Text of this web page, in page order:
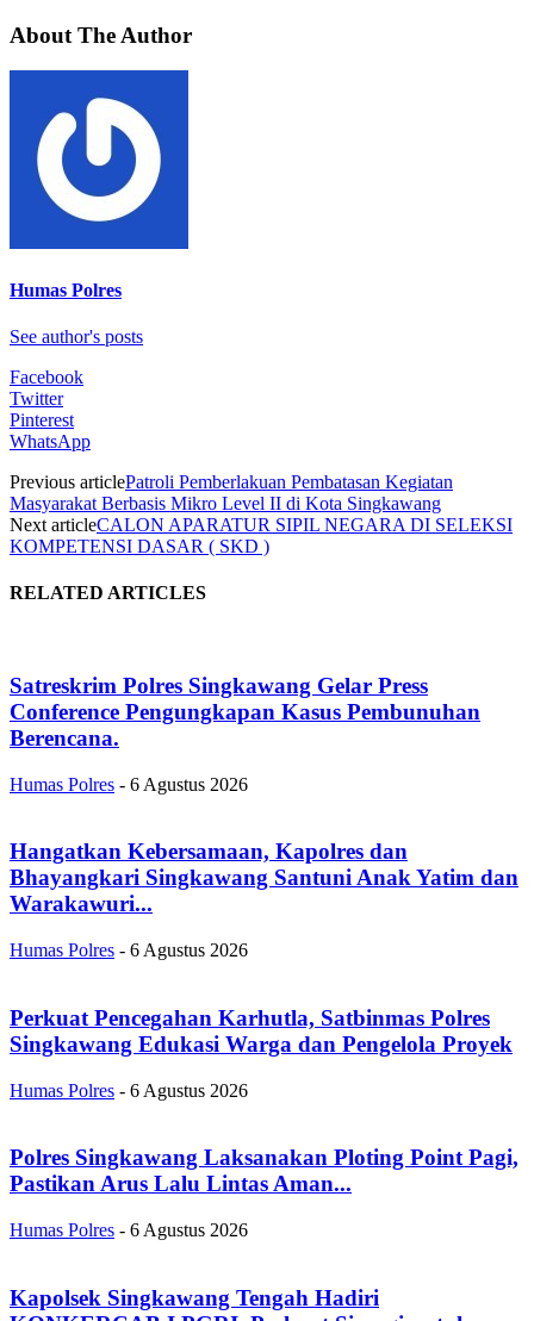
About The Author
Humas Polres
See author's posts
Facebook
Twitter
Pinterest
WhatsApp
Previous articlePatroli Pemberlakuan Pembatasan Kegiatan
Masyarakat Berbasis Mikro Level II di Kota Singkawang
Next articleCALON APARATUR SIPIL NEGARA DI SELEKSI
KOMPETENSI DASAR ( SKD )
RELATED ARTICLES
Satreskrim Polres Singkawang Gelar Press
Conference Pengungkapan Kasus Pembunuhan
Berencana.
Humas Polres - 6 Agustus 2026
Hangatkan Kebersamaan, Kapolres dan
Bhayangkari Singkawang Santuni Anak Yatim dan
Warakawuri...
Humas Polres - 6 Agustus 2026
Perkuat Pencegahan Karhutla, Satbinmas Polres
Singkawang Edukasi Warga dan Pengelola Proyek
Humas Polres - 6 Agustus 2026
Polres Singkawang Laksanakan Ploting Point Pagi,
Pastikan Arus Lalu Lintas Aman...
Humas Polres - 6 Agustus 2026
Kapolsek Singkawang Tengah Hadiri